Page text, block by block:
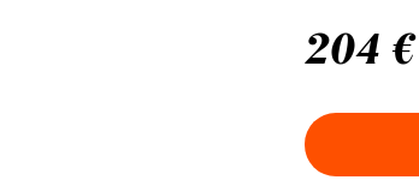
204 €